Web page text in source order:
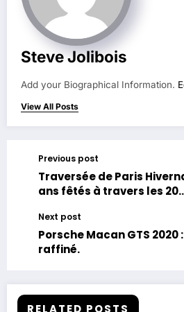
Steve Jolibois
Add your Biographical Information.
View All Posts
Previous post
Traversée de Paris
ans fêtés à travers les 20
Next post
Porsche Macan GTS 2020 : plus Sportif et
raffiné.
RELATED POSTS